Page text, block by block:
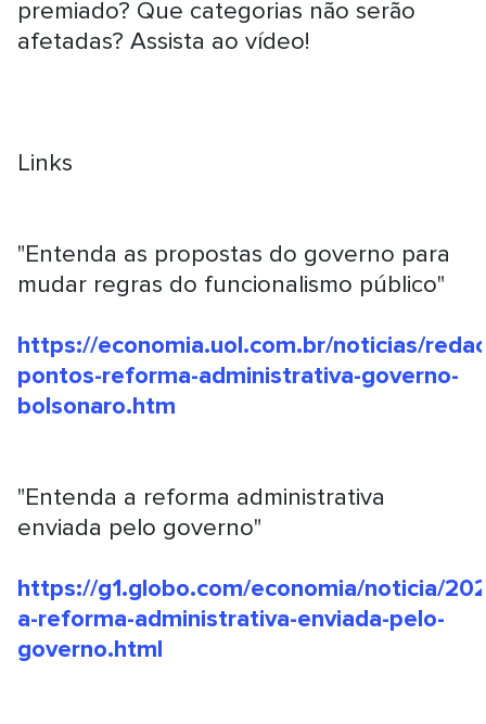
premiado? Que categorias não serão
afetadas? Assista ao vídeo!
Links
"Entenda as propostas do governo para
mudar regras do funcionalismo público"
https://economia.uol.com.br/noticias/
pontos-reforma-administrativa-governo-
bolsonaro.htm
"Entenda a reforma administrativa
enviada pelo governo"
https://g1.globo.com/economia/noticia/
a-reforma-administrativa-enviada-pelo-
governo.html